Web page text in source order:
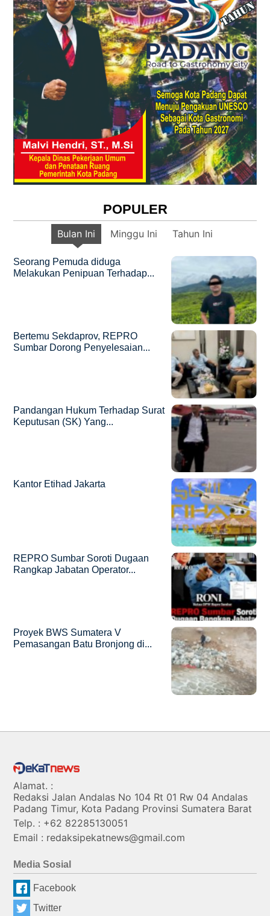
POPULER
Bulan Ini Minggu Ini Tahun Ini
Seorang Pemuda diduga
Melakukan Penipuan Terhadap...
Bertemu Sekdaprov, REPRO
Sumbar Dorong Penyelesaian...
Pandangan Hukum Terhadap Surat
Keputusan (SK) Yang...
Kantor Etihad Jakarta
REPRO Sumbar Soroti Dugaan
Rangkap Jabatan Operator...
Proyek BWS Sumatera V
Pemasangan Batu Bronjong di...
Alamat. :
Redaksi Jalan Andalas No 104 Rt 01 Rw 04 Andalas
Padang Timur, Kota Padang Provinsi Sumatera Barat
Telp. : +62 82285130051
Email : redaksipekatnews@gmail.com
Media Sosial
Facebook
Twitter